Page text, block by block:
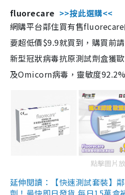
fluorecare >>按此選購<<
網購平台鄰住買有售
要超低價$9.9就買到，購買前
新型冠狀病毒抗原測試劑盒獲
及Omicorn病毒，靈敏度
點擊圖片
延伸閱讀：【快速測試套裝】